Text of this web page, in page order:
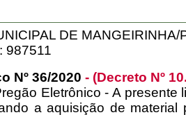
DE MANGEIRINHA/
987511
Nº 36/2020 - (Decreto Nº
Eletrônico - A
a aquisição de material